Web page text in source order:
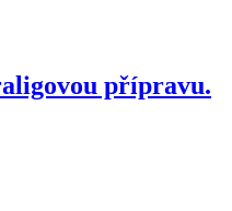
přípravu.